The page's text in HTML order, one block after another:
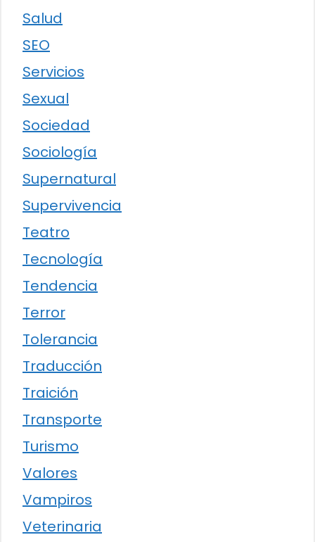
Salud
SEO
Servicios
Sexual
Sociedad
Sociología
Supernatural
Supervivencia
Teatro
Tecnología
Tendencia
Terror
Tolerancia
Traducción
Traición
Transporte
Turismo
Valores
Vampiros
Veterinaria